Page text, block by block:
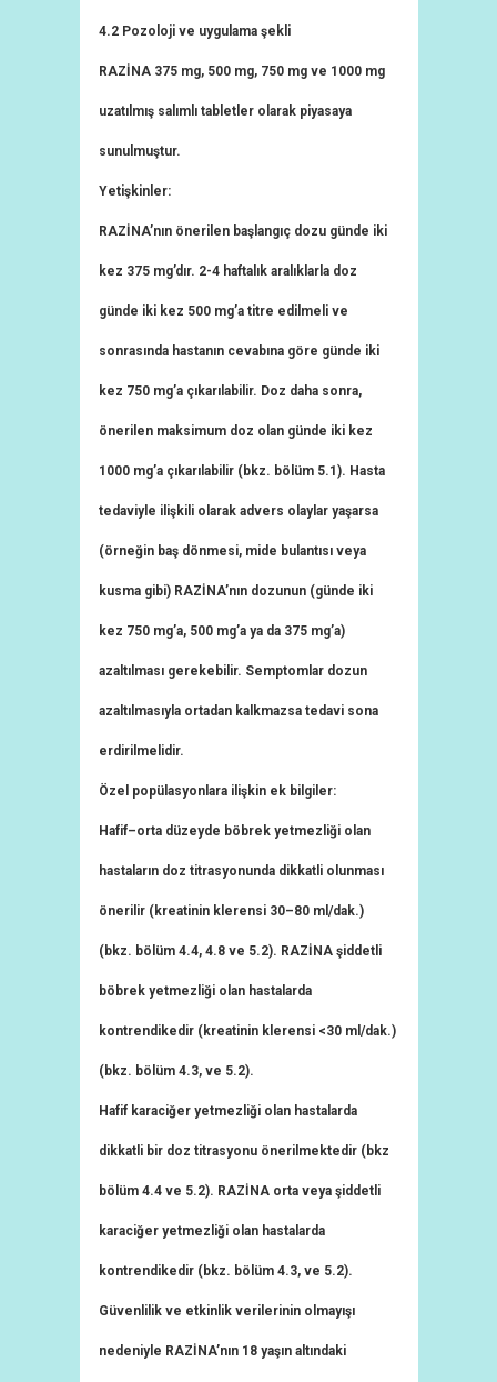
4.2 Pozoloji ve uygulama şekli
RAZİNA 375 mg, 500 mg, 750 mg ve 1000 mg
uzatılmış salımlı tabletler olarak piyasaya
sunulmuştur.
Yetişkinler:
RAZİNA’nın önerilen başlangıç dozu günde iki
kez 375 mg’dır. 2-4 haftalık aralıklarla doz
günde iki kez 500 mg’a titre edilmeli ve
sonrasında hastanın cevabına göre günde iki
kez 750 mg’a çıkarılabilir. Doz daha sonra,
önerilen maksimum doz olan günde iki kez
1000 mg’a çıkarılabilir (bkz. bölüm 5.1). Hasta
tedaviyle ilişkili olarak advers olaylar yaşarsa
(örneğin baş dönmesi, mide bulantısı veya
kusma gibi) RAZİNA’nın dozunun (günde iki
kez 750 mg’a, 500 mg’a ya da 375 mg’a)
azaltılması gerekebilir. Semptomlar dozun
azaltılmasıyla ortadan kalkmazsa tedavi sona
erdirilmelidir.
Özel popülasyonlara ilişkin ek bilgiler:
Hafif–orta düzeyde böbrek yetmezliği olan
hastaların doz titrasyonunda dikkatli olunması
önerilir (kreatinin klerensi 30–80 ml/dak.)
(bkz. bölüm 4.4, 4.8 ve 5.2). RAZİNA şiddetli
böbrek yetmezliği olan hastalarda
kontrendikedir (kreatinin klerensi <30 ml/dak.)
(bkz. bölüm 4.3, ve 5.2).
Hafif karaciğer yetmezliği olan hastalarda
dikkatli bir doz titrasyonu önerilmektedir (bkz
bölüm 4.4 ve 5.2). RAZİNA orta veya şiddetli
karaciğer yetmezliği olan hastalarda
kontrendikedir (bkz. bölüm 4.3, ve 5.2).
Güvenlilik ve etkinlik verilerinin olmayışı
nedeniyle RAZİNA’nın 18 yaşın altındaki